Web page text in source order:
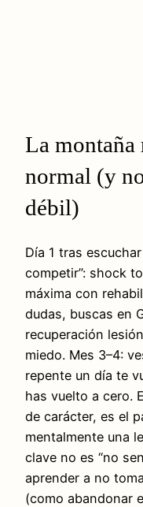
La montaña
normal (y
débil)
Día 1 tras
competir”: shock
máxima con
dudas, buscas en
recuperación
miedo. Mes 3–4:
repente un día te
has vuelto a cero.
de carácter, es el
mentalmente una
clave no es “no
aprender a no
(como abandonar